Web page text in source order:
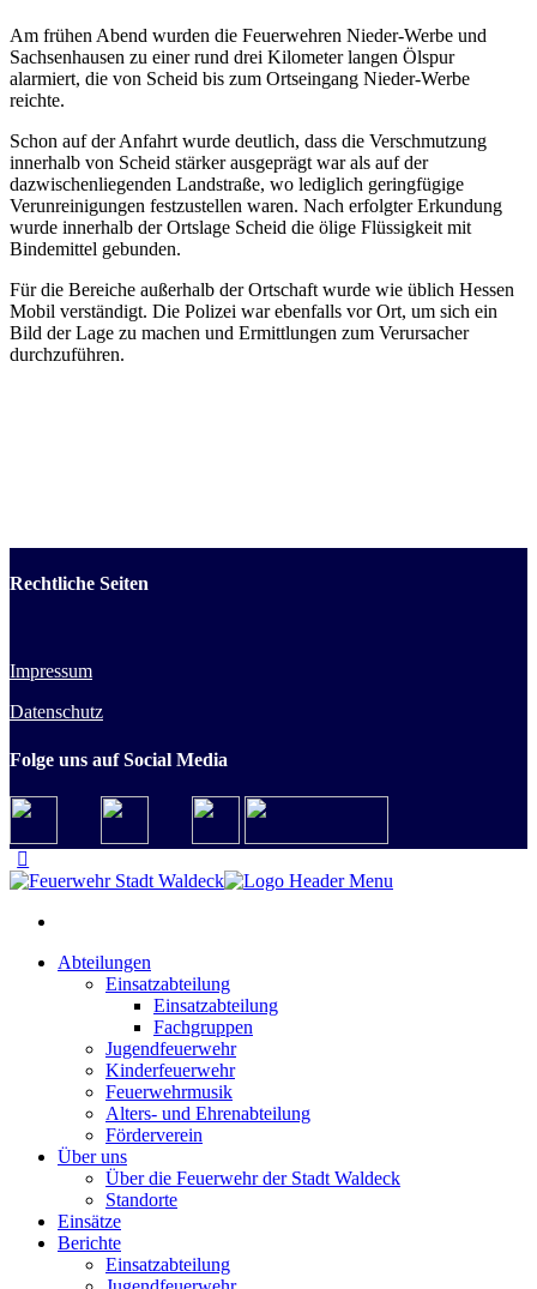
Am frühen Abend wurden die Feuerwehren Nieder-Werbe und
Sachsenhausen zu einer rund drei Kilometer langen Ölspur
alarmiert, die von Scheid bis zum Ortseingang Nieder-Werbe
reichte.
Schon auf der Anfahrt wurde deutlich, dass die Verschmutzung
innerhalb von Scheid stärker ausgeprägt war als auf der
dazwischenliegenden Landstraße, wo lediglich geringfügige
Verunreinigungen festzustellen waren. Nach erfolgter Erkundung
wurde innerhalb der Ortslage Scheid die ölige Flüssigkeit mit
Bindemittel gebunden.
Für die Bereiche außerhalb der Ortschaft wurde wie üblich Hessen
Mobil verständigt. Die Polizei war ebenfalls vor Ort, um sich ein
Bild der Lage zu machen und Ermittlungen zum Verursacher
durchzuführen.
Rechtliche Seiten
Impressum
Datenschutz
Folge uns auf Social Media
Abteilungen
Einsatzabteilung
Einsatzabteilung
Fachgruppen
Jugendfeuerwehr
Kinderfeuerwehr
Feuerwehrmusik
Alters- und Ehrenabteilung
Förderverein
Über uns
Über die Feuerwehr der Stadt Waldeck
Standorte
Einsätze
Berichte
Einsatzabteilung